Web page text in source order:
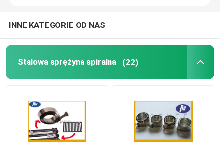
INNE KATEGORIE OD NAS
Stalowa sprężyna spiralna (22)